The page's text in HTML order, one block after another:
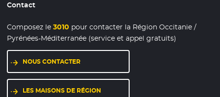
Contact
Composez le3010 pour contacter la Région Occitanie /
Pyrénées-Méditerranée (service et appel gratuits)
NOUS CONTACTER
LES MAISONS DE RÉGION